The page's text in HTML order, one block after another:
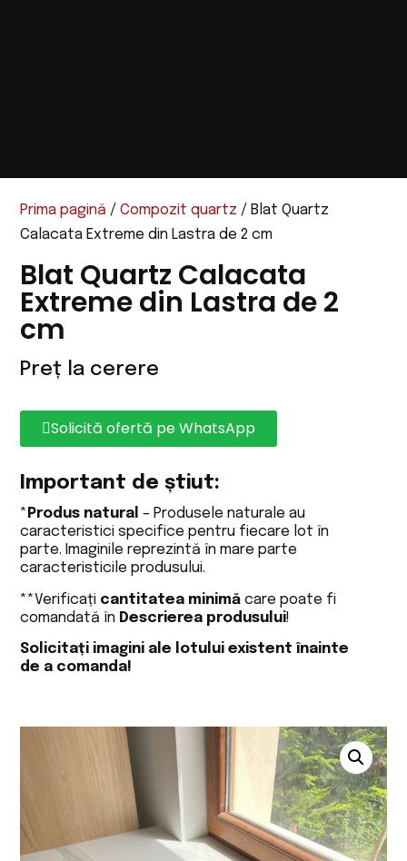
Prima pagină /Compozit quartz / Blat Quartz
Calacata Extreme din Lastra de 2 cm
Blat Quartz Calacata
Extreme din Lastra de 2
cm
Preț la cerere
Solicită ofertă pe WhatsApp
Important de știut:
* Produs natural – Produsele naturale au
caracteristici specifice pentru fiecare lot în
parte. Imaginile reprezintă în mare parte
caracteristicile produsului.
**Verificați cantitatea minimă care poate fi
comandată în Descrierea produsului!
Solicitați imagini ale lotului existent înainte
de a comanda!